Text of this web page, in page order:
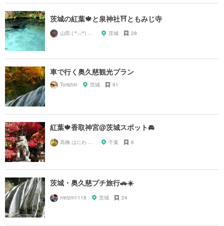
茨城の紅葉🍁と泉神社⛩ともみじ寺
山田 ( ꒪⌓꒪) ストレンジ 茨城 28
車で行く奥久慈観光プラン
Torishin 茨城 91
紅葉🍁香取神宮@茨城スポット🚘
高橋 はにわ ブラックパンサー 千葉 6
茨城・奥久慈プチ旅行🚗☀️
meizm1118 茨城 24